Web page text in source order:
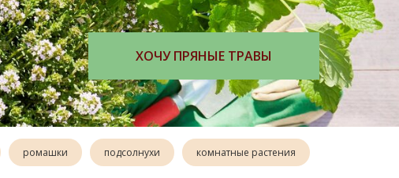
ЗАКАЗАТЬ КНИГУ
ромашки подсолнухи комнатные растения